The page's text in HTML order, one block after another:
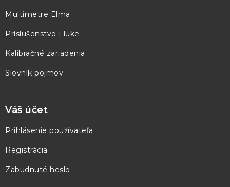
e
Multimetre Elma
Príslušenstvo Fluke
Kalibračné zariadenia
Slovník pojmov
Váš účet
Prihlásenie používateľa
Registrácia
Zabudnuté heslo